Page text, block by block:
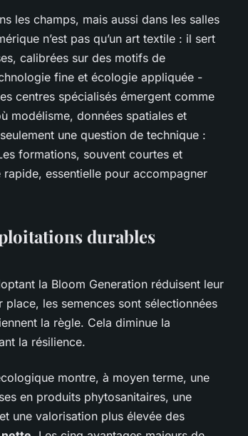
les champs, mais aussi dans les salles
n’est pas qu’un art textile : il sert
calibrées sur des motifs de
fine et écologie appliquée -
centres spécialisés émergent comme
modélisme, données spatiales et
une question de technique :
formations, souvent courtes et
essentielle pour accompagner
durables
la Bloom Generation réduisent leur
les semences sont sélectionnées
la règle. Cela diminue la
la résilience.
montre, à moyen terme, une
en produits phytosanitaires, une
une valorisation plus élevée des